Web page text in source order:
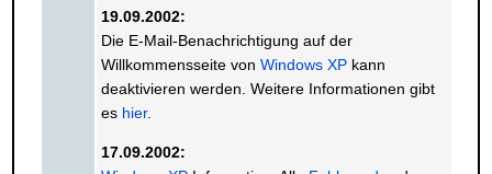
19.09.2002:
Die E-Mail-Benachrichtigung auf der
Willkommensseite von Windows XPkann
deaktivieren werden. Weitere Informationen gibt
es hier.
17.09.2002: